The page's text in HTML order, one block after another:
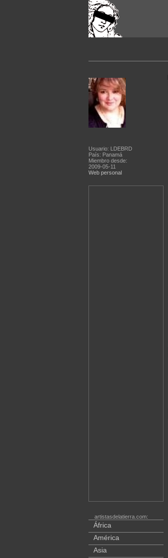
Usuario: LDEBRD
País: Panamá
Miembro desde:
2009-05-11
Web personal
artistasdelatierra.com:
África
América
Asia